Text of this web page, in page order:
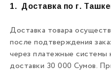
1. Доставка по г.
Доставка товара
после подтверждения
через платежные системы
доставки 30 000 Сумов.